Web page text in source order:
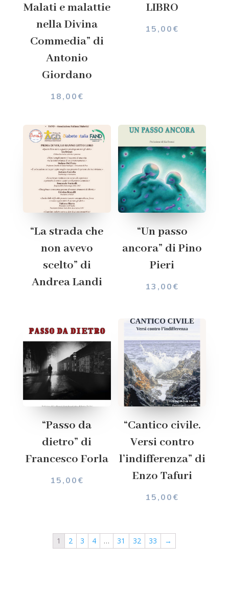
Malati e malattie
nella Divina
Commedia” di
Antonio
Giordano
18,00€
LIBRO
15,00€
“La strada che
non avevo
scelto” di
Andrea Landi
“Un passo
ancora” di Pino
Pieri
13,00€
“Passo da
dietro” di
Francesco Forla
15,00€
“Cantico civile.
Versi contro
l’indifferenza” di
Enzo Tafuri
15,00€
1 2 3 4 … 31 32 33 →